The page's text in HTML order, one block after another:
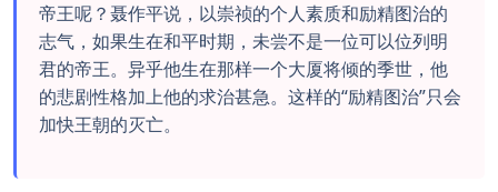
帝王呢？聂作平说，以崇祯的个人素质和励精图治的
志气，如果生在和平时期，未尝不是一位可以位列明
君的帝王。异乎他生在那样一个大厦将倾的季世，他
的悲剧性格加上他的求治甚急。这样的“励精图治”只会
加快王朝的灭亡。